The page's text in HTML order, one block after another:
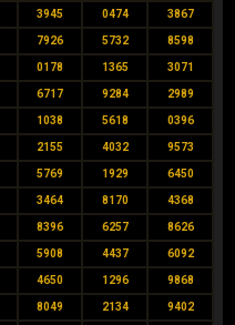
3945 0474 3867
7926 5732 8598
0178 1365 3071
6717 9284 2989
1038 5618 0396
2155 4032 9573
5769 1929 6450
3464 8170 4368
8396 6257 8626
5908 4437 6092
4650 1296 9868
8049 2134 9402